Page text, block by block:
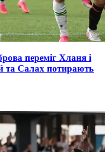
переміг Хланя і
та Салах потирають